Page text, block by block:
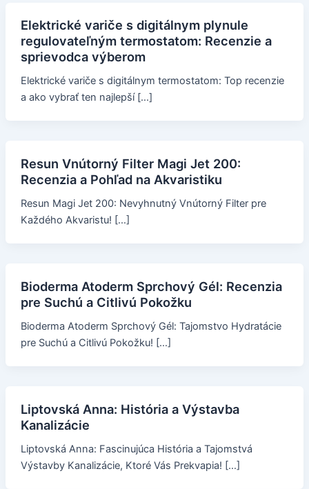
Elektrické variče s digitálnym plynule
regulovateľným termostatom: Recenzie a
sprievodca výberom
Elektrické variče s digitálnym termostatom: Top recenzie
a ako vybrať ten najlepší […]
Resun Vnútorný Filter Magi Jet 200:
Recenzia a Pohľad na Akvaristiku
Resun Magi Jet 200: Nevyhnutný Vnútorný Filter pre
Každého Akvaristu! […]
Bioderma Atoderm Sprchový Gél: Recenzia
pre Suchú a Citlivú Pokožku
Bioderma Atoderm Sprchový Gél: Tajomstvo Hydratácie
pre Suchú a Citlivú Pokožku! […]
Liptovská Anna: História a Výstavba
Kanalizácie
Liptovská Anna: Fascinujúca História a Tajomstvá
Výstavby Kanalizácie, Ktoré Vás Prekvapia! […]